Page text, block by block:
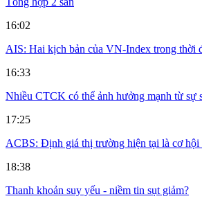
16:02
AIS: Hai kịch bản của VN-Index trong thời
16:33
Nhiều CTCK có thể ảnh hưởng mạnh từ sự
17:25
ACBS: Định giá thị trường hiện tại là cơ hội
18:38
Thanh khoản suy yếu - niềm tin sụt giảm?